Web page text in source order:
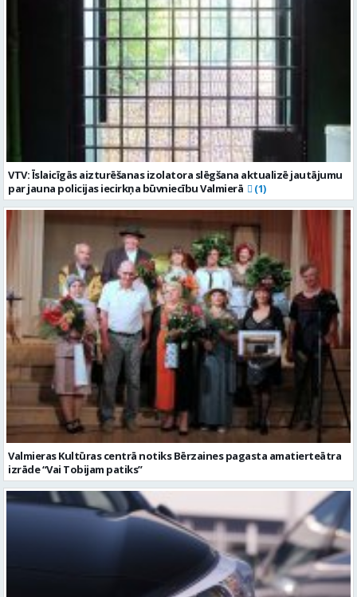
VTV: Īslaicīgās aizturēšanas izolatora slēgšana aktualizē jautājumu
par jauna policijas iecirkņa būvniecību Valmierā
(1)
Valmieras Kultūras centrā notiks Bērzaines pagasta amatierteātra
izrāde “Vai Tobijam patiks”